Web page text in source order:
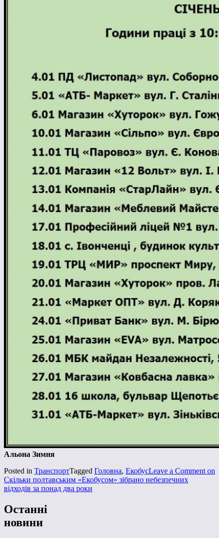
Альона Зимня
Posted in ТранспортTagged Головна, ЕкобусLeave a Comment on
Скільки полтавським «Екобусом» зібрано небезпечних
відходів за понад два роки
Останні
новини